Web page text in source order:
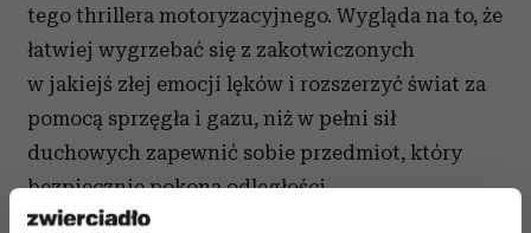
tego thrillera motoryzacyjnego. Wygląda na to, że
łatwiej wygrzebać się z zakotwiczonych
w jakiejś złej emocji lęków i rozszerzyć świat za
pomocą sprzęgła i gazu, niż w pełni sił
duchowych zapewnić sobie przedmiot, który
bezpiecznie pokona odległości.